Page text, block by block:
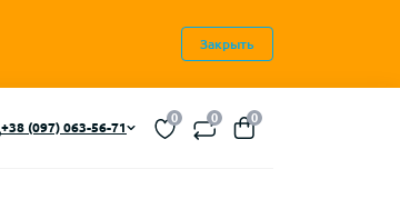
Закрыть
+38 (097) 063-56-71
0 0 0